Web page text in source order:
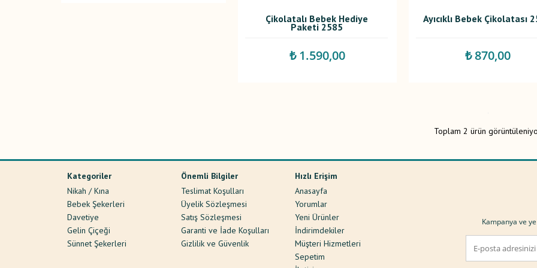
Çikolatalı Bebek Hediye
Paketi 2585
₺ 1.590,00
Ayıcıklı Bebek Çikolatası
₺ 870,00
Toplam 2 ürün
Kategoriler
Nikah / Kına
Bebek Şekerleri
Davetiye
Gelin Çiçeği
Sünnet Şekerleri
Önemli Bilgiler
Teslimat Koşulları
Üyelik Sözleşmesi
Satış Sözleşmesi
Garanti ve İade Koşulları
Gizlilik ve Güvenlik
Hızlı Erişim
Anasayfa
Yorumlar
Yeni Ürünler
İndirimdekiler
Müşteri Hizmetleri
Sepetim
Kampanya ve